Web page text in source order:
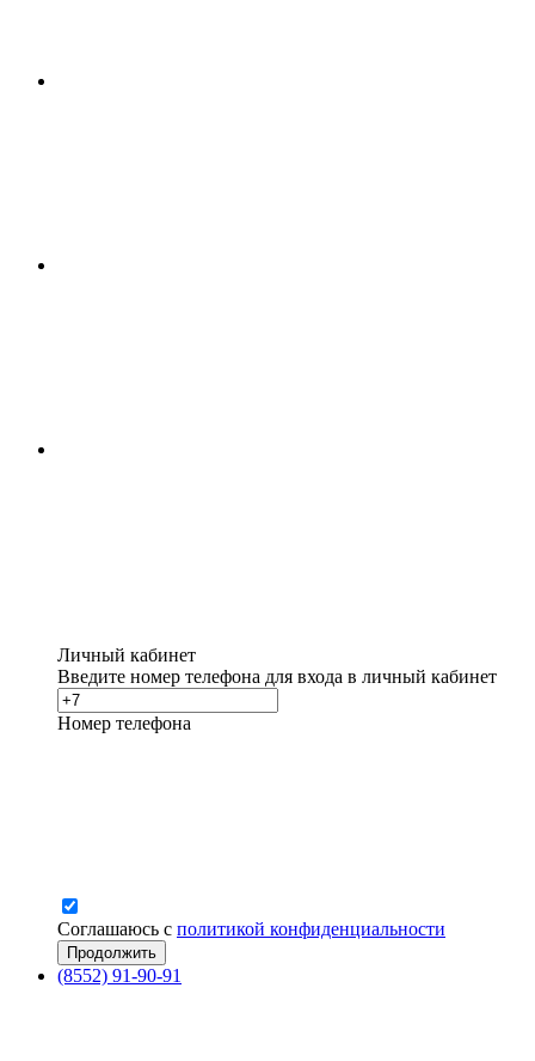
Личный кабинет
Введите номер телефона для входа в личный кабинет
Номер телефона
Соглашаюсь с политикой конфиденциальности
(8552) 91-90-91